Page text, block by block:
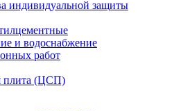
индивидуальной защиты
и водоснабжение
работ
плита (ЦСП)